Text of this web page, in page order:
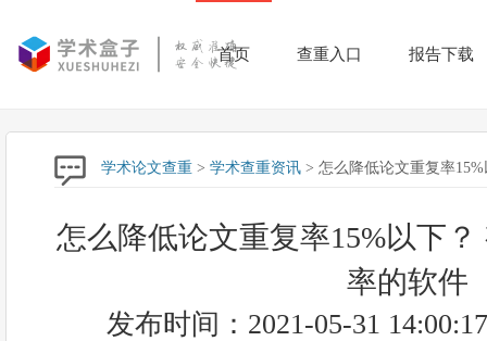
首页 查重入口 报告下载
学术论文查重 > 学术查重资讯 > 怎么降低论文重复率
怎么降低论文重复率15%以下
率的软件
发布时间：2021-05-31 14:00:17